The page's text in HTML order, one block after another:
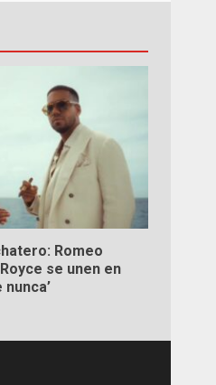
Romeo
se unen en